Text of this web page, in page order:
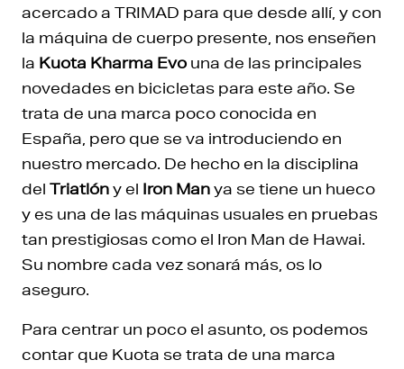
acercado a TRIMAD para que desde allí, y con
la máquina de cuerpo presente, nos enseñen
la Kuota Kharma Evo una de las principales
novedades en bicicletas para este año. Se
trata de una marca poco conocida en
España, pero que se va introduciendo en
nuestro mercado. De hecho en la disciplina
del Triatlóny el Iron Manya se tiene un hueco
y es una de las máquinas usuales en pruebas
tan prestigiosas como el Iron Man de Hawai.
Su nombre cada vez sonará más, os lo
aseguro.
Para centrar un poco el asunto, os podemos
contar que Kuota se trata de una marca